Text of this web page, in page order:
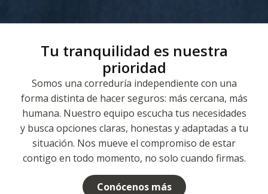
Tu tranquilidad es nuestra
prioridad
Somos una correduría independiente con una
forma distinta de hacer seguros: más cercana, más
humana. Nuestro equipo escucha tus necesidades
y busca opciones claras, honestas y adaptadas a tu
situación. Nos mueve el compromiso de estar
contigo en todo momento, no solo cuando firmas.
Conócenos más